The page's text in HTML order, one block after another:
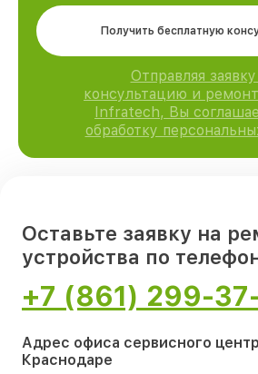
Получить бесплатную
Отправляя
консультацию и
Infratech, Вы
обработку
Оставьте заявку на
устройства по
+7 (861) 299-
Адрес офиса сервисного
Краснодаре